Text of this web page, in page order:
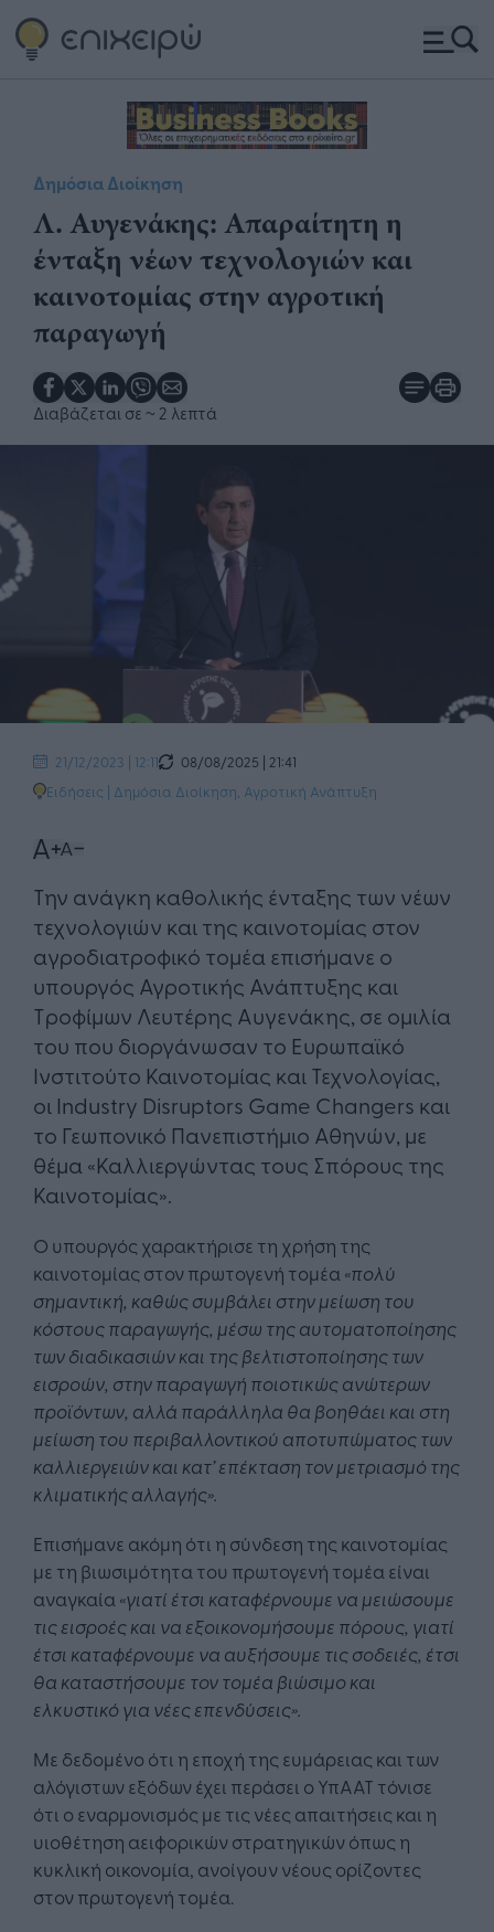
Δημόσια Διοίκηση
Λ. Αυγενάκης: Απαραίτητη η
ένταξη νέων τεχνολογιών και
καινοτομίας στην αγροτική
παραγωγή
Διαβάζεται σε ~ 2 λεπτά
21/12/2023 | 12:11
08/08/2025 | 21:41
Ειδήσεις | Δημόσια Διοίκηση Αγροτική Ανάπτυξη
Την ανάγκη καθολικής ένταξης των νέων
τεχνολογιών και της καινοτομίας στον
αγροδιατροφικό τομέα επισήμανε ο
υπουργός Αγροτικής Ανάπτυξης και
Τροφίμων Λευτέρης Αυγενάκης, σε ομιλία
του που διοργάνωσαν το Ευρωπαϊκό
Ινστιτούτο Καινοτομίας και Τεχνολογίας,
οι Industry Disruptors Game Changers και
το Γεωπονικό Πανεπιστήμιο Αθηνών, με
θέμα «Καλλιεργώντας τους Σπόρους της
Καινοτομίας».
Ο υπουργός χαρακτήρισε τη χρήση της
καινοτομίας στον πρωτογενή τομέα «πολύ
σημαντική, καθώς συμβάλει στην μείωση του
κόστους παραγωγής, μέσω της αυτοματοποίησης
των διαδικασιών και της βελτιστοποίησης των
εισροών, στην παραγωγή ποιοτικώς ανώτερων
προϊόντων, αλλά παράλληλα θα βοηθάει και στη
μείωση του περιβαλλοντικού αποτυπώματος των
καλλιεργειών και κατ’ επέκταση τον μετριασμό της
κλιματικής αλλαγής».
Επισήμανε ακόμη ότι η σύνδεση της καινοτομίας
με τη βιωσιμότητα του πρωτογενή τομέα είναι
αναγκαία «γιατί έτσι καταφέρνουμε να μειώσουμε
τις εισροές και να εξοικονομήσουμε πόρους, γιατί
έτσι καταφέρνουμε να αυξήσουμε τις σοδειές, έτσι
θα καταστήσουμε τον τομέα βιώσιμο και
ελκυστικό για νέες επενδύσεις».
Με δεδομένο ότι η εποχή της ευμάρειας και των
αλόγιστων εξόδων έχει περάσει ο ΥπΑΑΤ τόνισε
ότι ο εναρμονισμός με τις νέες απαιτήσεις και η
υιοθέτηση αειφορικών στρατηγικών όπως η
κυκλική οικονομία, ανοίγουν νέους ορίζοντες
στον πρωτογενή τομέα.